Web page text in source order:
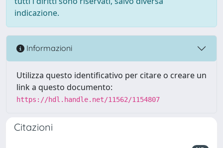
indicazione.
Informazioni
Utilizza questo identificativo per citare o creare un
link a questo documento:
https://hdl.handle.net/11562/1154807
Citazioni